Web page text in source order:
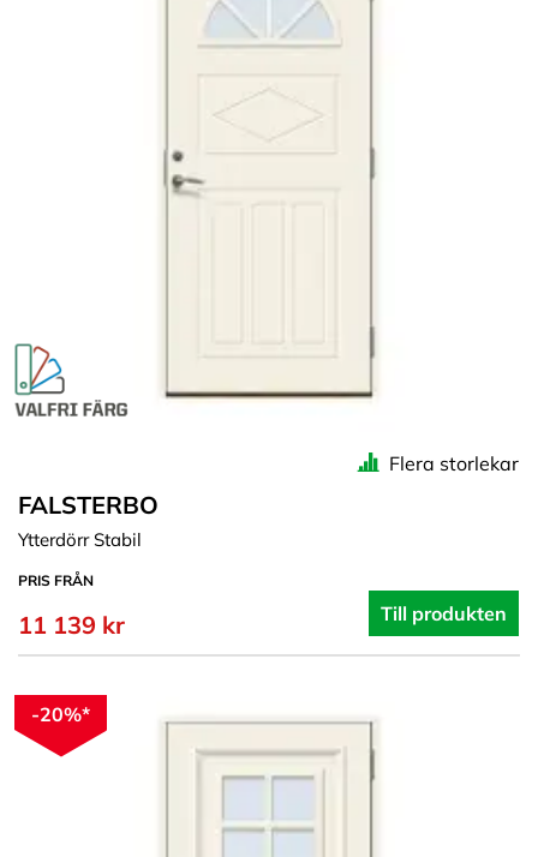
Flera storlekar
FALSTERBO
Ytterdörr Stabil
PRIS FRÅN
11 139 kr Till produkten
-20%*